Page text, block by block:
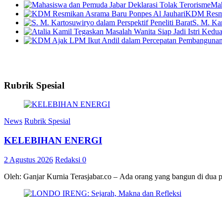
KDM
S. M.
Rubrik Spesial
News Rubrik Spesial
KELEBIHAN ENERGI
2 Agustus 2026 Redaksi 0
Oleh: Ganjar Kurnia Terasjabar.co – Ada orang yang bangun di dua